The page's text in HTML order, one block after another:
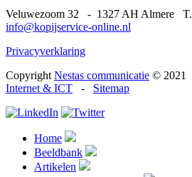
Veluwezoom 32 - 1327 AH Almere T.
info@kopijservice-online.nl
Privacyverklaring
Copyright Nestas communicatie © 2021
Internet & ICT
- Sitemap
Home
Beeldbank
Artikelen